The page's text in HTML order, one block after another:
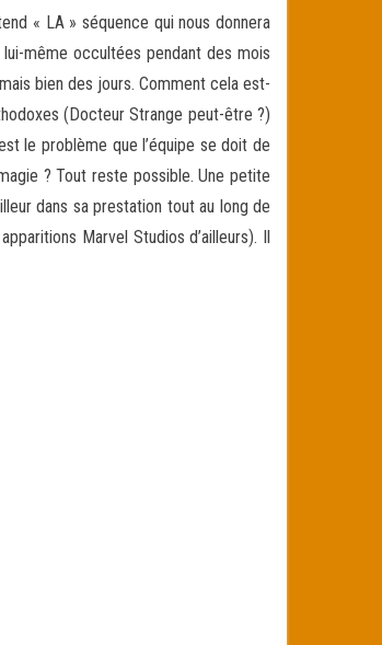
« LA » séquence qui nous donnera
même occultées pendant des mois
bien des jours. Comment cela est-
(Docteur Strange peut-être ?)
le problème que l’équipe se doit de
? Tout reste possible. Une petite
dans sa prestation tout au long de
Marvel Studios d’ailleurs). Il